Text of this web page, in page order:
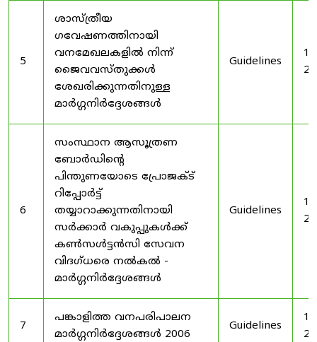
5
ശാസ്ത്രീയ
ഗവേഷണത്തിനായി
വനമേഖലകളിൽ നിന്ന്
ജൈവവസ്തുക്കൾ
ശേഖരിക്കുന്നതിനുള്ള
മാർഗ്ഗനിർദ്ദേശങ്ങൾ
Guidelines
6
സംസ്ഥാന ആസൂത്രണ
ബോർഡിൻ്റെ
പിന്തുണയോടെ പ്രോജക്ട്
റിപ്പോർട്ട്
തയ്യാറാക്കുന്നതിനായി
സർക്കാർ വകുപ്പുകൾക്ക്
കൺസൾട്ടൻസി സേവന
വിദഗ്ധരെ നൽകൽ -
മാർഗ്ഗനിർദ്ദേശങ്ങൾ
Guidelines
7
പങ്കാളിത്ത വനപരിപാലന
മാർഗ്ഗനിർദ്ദേശങ്ങൾ 2006
Guidelines